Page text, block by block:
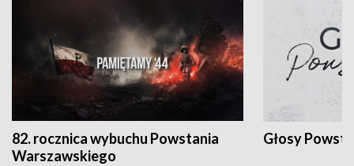
82. rocznica wybuchu Powstania
Warszawskiego
Głosy